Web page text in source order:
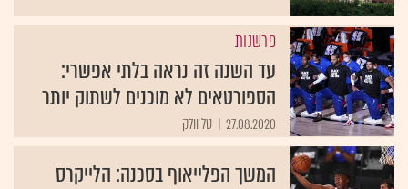
פרשנות
עד השנה זה נראה בלתי אפשרי:
הספורטאים לא מוכנים לשתוק יותר
27.08.2020 טל וולק
המשך הפלייאוף בסכנה: הלייקרס